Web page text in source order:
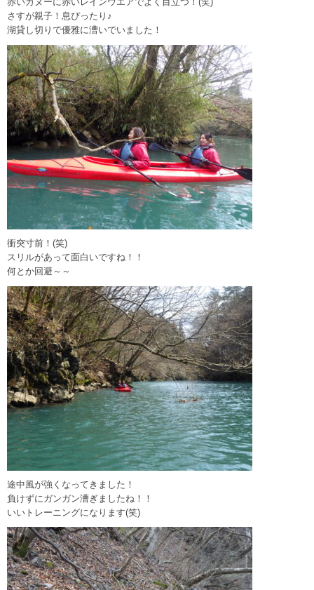
さすが親子！息ぴったり♪
湖貸し切りで優雅に漕いでいました！
衝突寸前！(笑)
スリルがあって面白いですね！！
何とか回避～～
途中風が強くなってきました！
負けずにガンガン漕ぎましたね！！
いいトレーニングになります(笑)